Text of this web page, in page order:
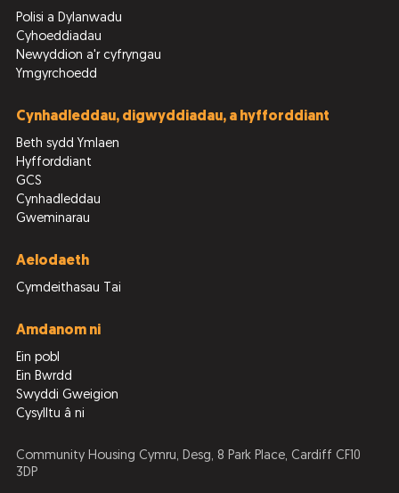
Polisi a Dylanwadu
Cyhoeddiadau
Newyddion a'r cyfryngau
Ymgyrchoedd
Cynhadleddau, digwyddiadau, a hyfforddiant
Beth sydd Ymlaen
Hyfforddiant
GCS
Cynhadleddau
Gweminarau
Aelodaeth
Cymdeithasau Tai
Amdanom ni
Ein pobl
Ein Bwrdd
Swyddi Gweigion
Cysylltu â ni
Community Housing Cymru, Desg, 8 Park Place, Cardiff CF10
3DP